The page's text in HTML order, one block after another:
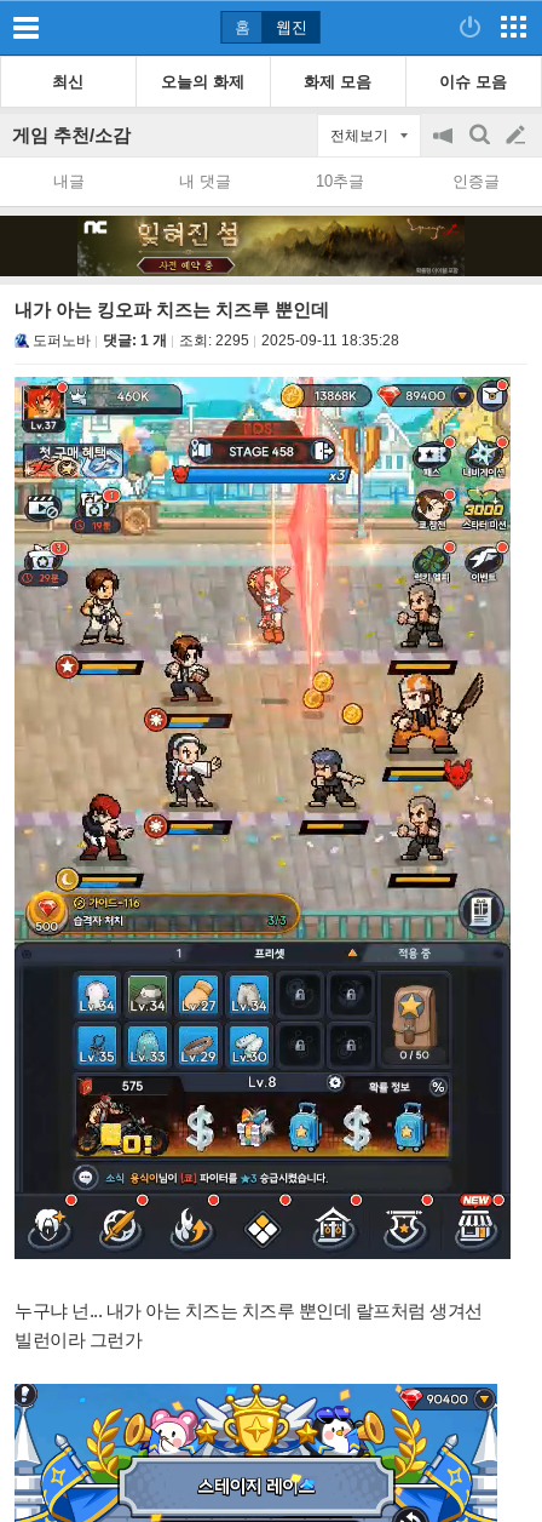
홈 웹진
최신 오늘의 화제 화제 모음 이슈 모음
게임 추천/소감 전체보기
공
on/off
검
색
글
쓰
내글 내 댓글 10추글 인증글
내가 아는 킹오파 치즈는 치즈루 뿐인데
도퍼노바 댓글: 1 개 조회: 2295 2025-09-11 18:35:28
누구냐 넌... 내가 아는 치즈는 치즈루 뿐인데 랄프처럼 생겨선
빌런이라 그런가